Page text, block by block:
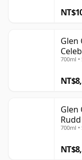
Glen
700ml •
Glen
Rudd
700ml •